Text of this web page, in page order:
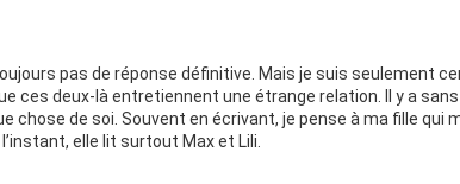
pas de réponse définitive. Mais je suis seulement
ces deux-là entretiennent une étrange relation. Il y a
chose de soi. Souvent en écrivant, je pense à ma fille qui
elle lit surtout Max et Lili.